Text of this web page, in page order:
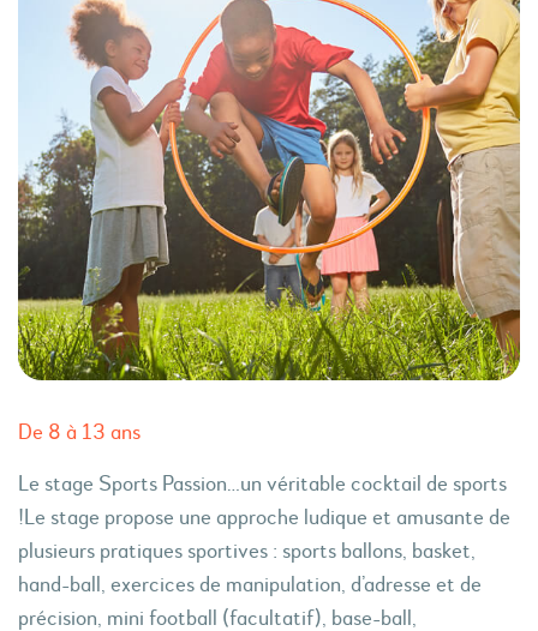
De 8 à 13 ans
Le stage Sports Passion…un véritable cocktail de sports
!Le stage propose une approche ludique et amusante de
plusieurs pratiques sportives : sports ballons, basket,
hand-ball, exercices de manipulation, d’adresse et de
précision, mini football (facultatif), base-ball,